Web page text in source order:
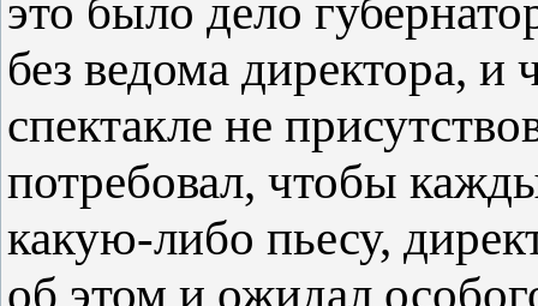
это было дело
без ведома директора,
спектакле не
потребовал, чтобы
какую-либо пьесу,
об этом и ожидал